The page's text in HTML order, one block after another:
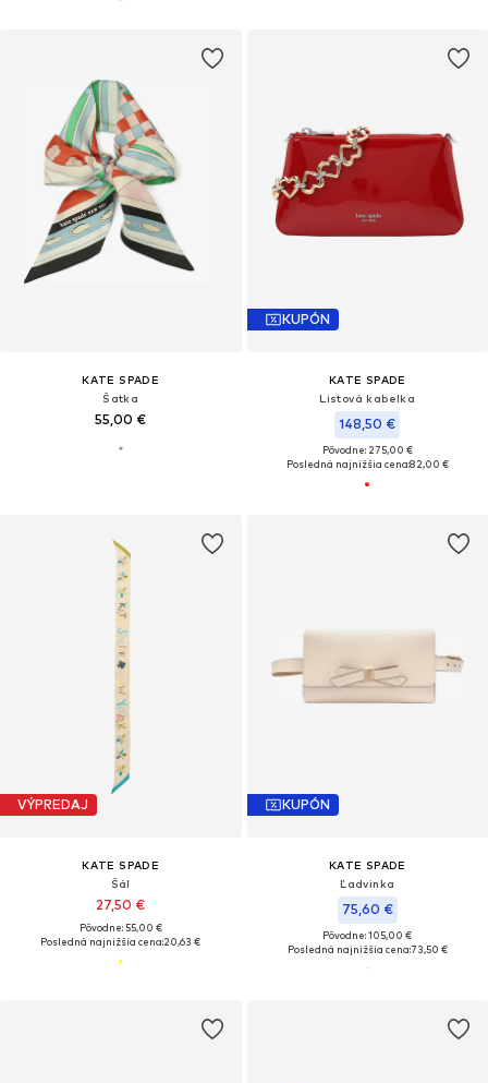
KATE SPADE
Šatka
55,00 €
KUPÓN
KATE SPADE
Listová kabelka
148,50 €
Pôvodne: 275,00 €
Posledná najnižšia cena:82,00 €
VÝPREDAJ
KATE SPADE
Šál
27,50 €
Pôvodne: 55,00 €
Posledná najnižšia cena:20,63 €
KUPÓN
KATE SPADE
Ľadvinka
75,60 €
Pôvodne: 105,00 €
Posledná najnižšia cena:73,50 €